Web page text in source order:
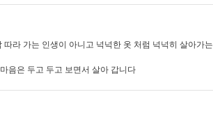
라 가는 인생이 아니고 넉넉한 옷 처럼 넉넉히 살아가는
음은 두고 두고 보면서 살아 갑니다